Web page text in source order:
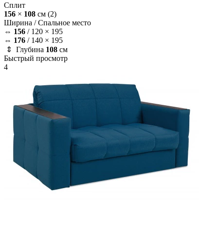
Сплит
156 × 108 см (2)
Ширина /Спальное место
⇔ 156 / 120 × 195
⇔ 176 / 140 × 195
⇕ Глубина 108 см
Быстрый просмотр
4